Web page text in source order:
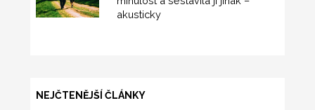
akusticky
NEJČTENĚJŠÍ ČLÁNKY